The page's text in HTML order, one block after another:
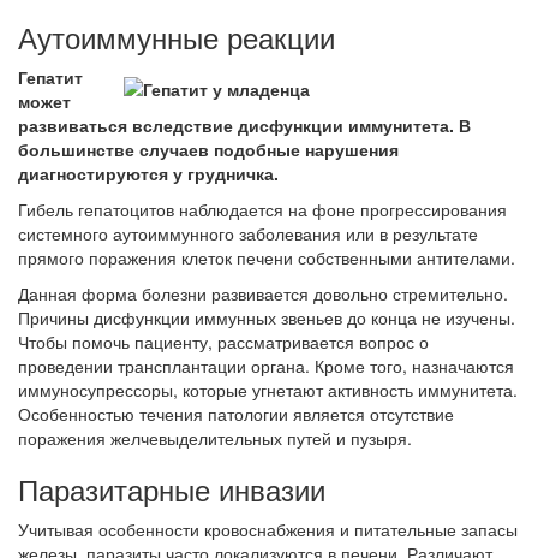
Аутоиммунные реакции
Гепатит
может
развиваться вследствие дисфункции иммунитета. В
большинстве случаев подобные нарушения
диагностируются у грудничка.
Гибель гепатоцитов наблюдается на фоне прогрессирования
системного аутоиммунного заболевания или в результате
прямого поражения клеток печени собственными антителами.
Данная форма болезни развивается довольно стремительно.
Причины дисфункции иммунных звеньев до конца не изучены.
Чтобы помочь пациенту, рассматривается вопрос о
проведении трансплантации органа. Кроме того, назначаются
иммуносупрессоры, которые угнетают активность иммунитета.
Особенностью течения патологии является отсутствие
поражения желчевыделительных путей и пузыря.
Паразитарные инвазии
Учитывая особенности кровоснабжения и питательные запасы